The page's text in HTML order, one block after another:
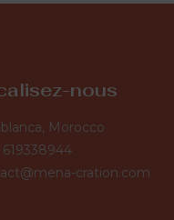
nous
Morocco
619338944
cration.com